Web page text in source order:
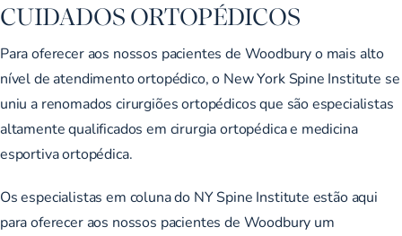
CUIDADOS ORTOPÉDICOS
Para oferecer aos nossos pacientes de Woodbury o mais alto
nível de atendimento ortopédico, o New York Spine Institute se
uniu a renomados cirurgiões ortopédicos que são especialistas
altamente qualificados em cirurgia ortopédica e medicina
esportiva ortopédica.
Os especialistas em coluna do NY Spine Institute estão aqui
para oferecer aos nossos pacientes de Woodbury um